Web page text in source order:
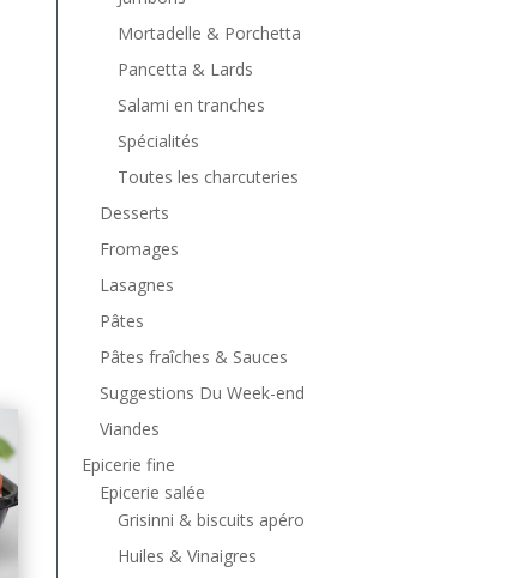
Mortadelle & Porchetta
Pancetta & Lards
Salami en tranches
Spécialités
Toutes les charcuteries
Desserts
Fromages
Lasagnes
Pâtes
Pâtes fraîches & Sauces
Suggestions Du Week-end
Viandes
Epicerie fine
Epicerie salée
Grisinni & biscuits apéro
Huiles & Vinaigres